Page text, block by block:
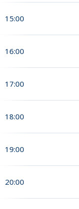
15:00
16:00
17:00
18:00
19:00
20:00